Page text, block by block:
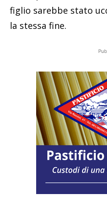
figlio sarebbe stato
la stessa fine.